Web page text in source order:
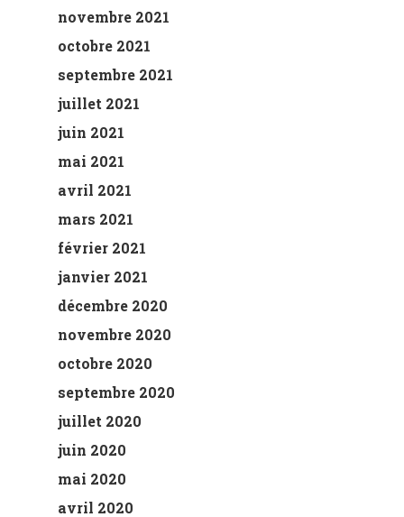
novembre 2021
octobre 2021
septembre 2021
juillet 2021
juin 2021
mai 2021
avril 2021
mars 2021
février 2021
janvier 2021
décembre 2020
novembre 2020
octobre 2020
septembre 2020
juillet 2020
juin 2020
mai 2020
avril 2020